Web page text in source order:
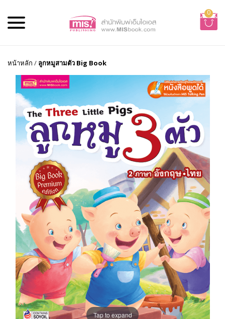
0
หน้าหลัก / ลูกหมูสามตัว Big Book
Tap to expand